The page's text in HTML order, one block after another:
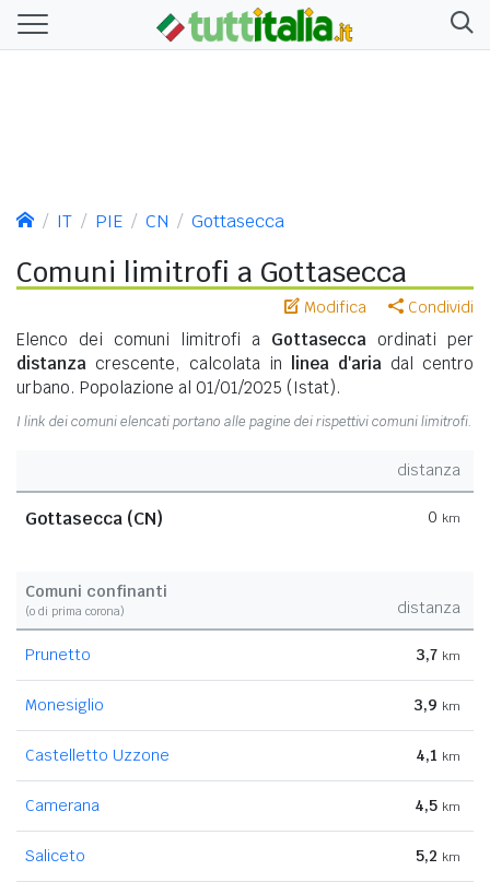
IT PIE CN Gottasecca
Comuni limitrofi a Gottasecca
Modifica Condividi
Elenco dei comuni limitrofi a Gottasecca ordinati per
distanza crescente, calcolata in linea d'aria dal centro
urbano. Popolazione al 01/01/2025 (Istat).
I link dei comuni elencati portano alle pagine dei rispettivi comuni limitrofi.
distanza
Gottasecca (CN) 0 km
Comuni confinanti
(o di prima corona) distanza
Prunetto 3,7 km
Monesiglio 3,9 km
Castelletto Uzzone 4,1 km
Camerana 4,5 km
Saliceto 5,2 km